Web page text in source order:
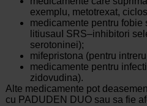
exemplu, metotrexat,
medicamente pentru
litiusauI SRS–inhibitori
serotoninei);
mifepristona (pentru
medicamente pentru
zidovudina).
Alte medicamente pot
cu PADUDEN DUO sau sa fie